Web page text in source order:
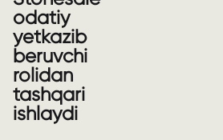
odatiy
yetkazib
beruvchi
rolidan
tashqari
ishlaydi